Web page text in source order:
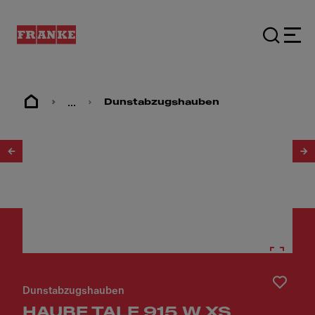
... Dunstabzugshauben
Dunstabzugshauben